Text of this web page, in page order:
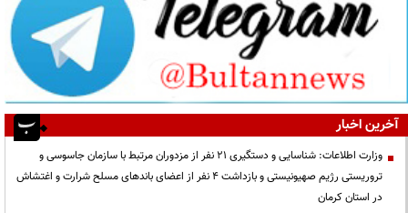
آخرین اخبار
وزارت اطلاعات: شناسایی و دستگیری ۲۱ نفر از مزدوران مرتبط با سازمان جاسوسی و
تروریستی رژیم صهیونیستی و بازداشت ۴ نفر از اعضای باندهای مسلح شرارت و اغتشاش
در استان کرمان